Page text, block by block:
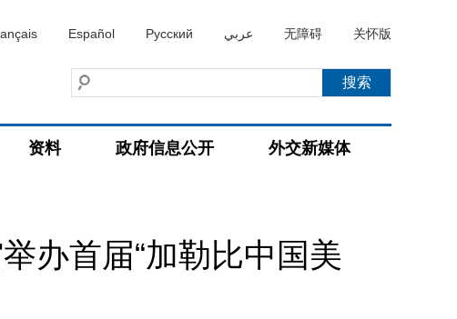
Español Русский عربي 无障碍 关怀版
资料 政府信息公开 外交新媒体
办首届“加勒比中国美